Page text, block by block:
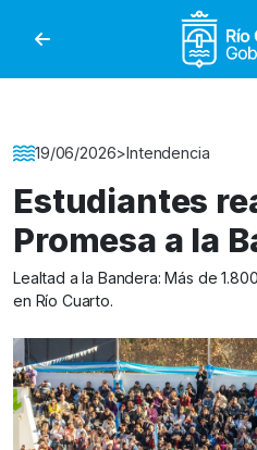
Detalle de la Noticia
19/06/2026>Intendencia
Estudiantes
Promesa a la
Lealtad a la Bandera: Más de
en Río Cuarto.